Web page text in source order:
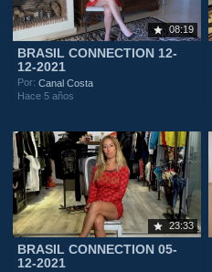
08:19
BRASIL CONNECTION 12-
12-2021
Por:Canal Costa
Hace 5 años
23:33
BRASIL CONNECTION 05-
12-2021